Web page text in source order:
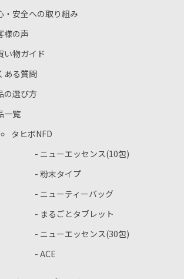
・安全への取り組み
様の声
い物ガイド
ある質問
の選び方
一覧
タヒボNFD
- ニューエッセンス(10包)
- 粉末タイプ
- ニューティーバッグ
- まるごとタブレット
- ニューエッセンス(30包)
- ACE